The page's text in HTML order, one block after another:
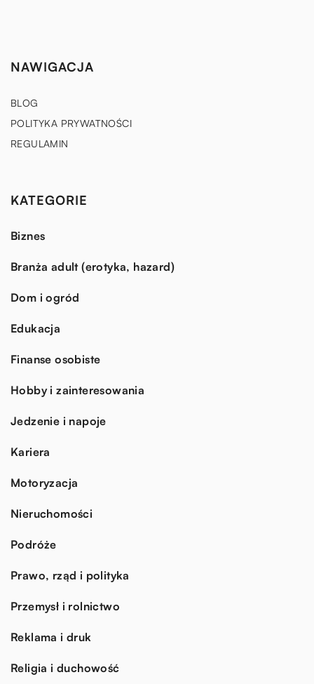
NAWIGACJA
BLOG
POLITYKA PRYWATNOŚCI
REGULAMIN
KATEGORIE
Biznes
Branża adult (erotyka, hazard)
Dom i ogród
Edukacja
Finanse osobiste
Hobby i zainteresowania
Jedzenie i napoje
Kariera
Motoryzacja
Nieruchomości
Podróże
Prawo, rząd i polityka
Przemysł i rolnictwo
Reklama i druk
Religia i duchowość